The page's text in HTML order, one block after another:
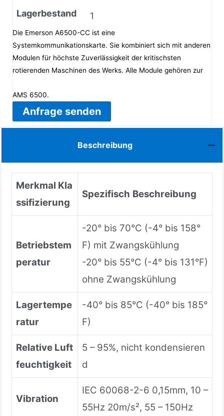
Lagerbestand
1
Die Emerson A6500-CC ist eine
Systemkommunikationskarte. Sie kombiniert sich mit anderen
Modulen für höchste Zuverlässigkeit der kritischsten
rotierenden Maschinen des Werks. Alle Module gehören zur
AMS 6500.
Anfrage senden
Beschreibung
Merkmal Kla
ssifizierung
Spezifisch Beschreibung
Betriebstem
peratur
-20° bis 70°C (-4° bis 158°
F) mit Zwangskühlung
-20° bis 55°C (-4° bis 131°F)
ohne Zwangskühlung
Lagertempe
ratur
-40° bis 85°C (-40° bis 185°
F)
Relative Luft
feuchtigkeit
5 – 95%, nicht kondensieren
d
Vibration
IEC 60068-2-6 0,15mm, 10 –
55Hz 20m/s², 55 – 150Hz